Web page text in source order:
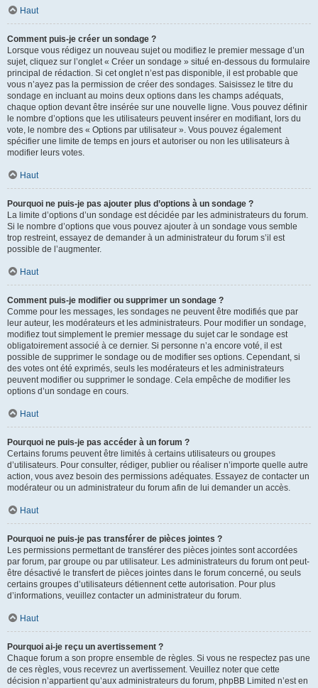
Haut
Comment puis-je créer un sondage ?
Lorsque vous rédigez un nouveau sujet ou modifiez le premier message d’un
sujet, cliquez sur l’onglet « Créer un sondage » situé en-dessous du formulaire
principal de rédaction. Si cet onglet n’est pas disponible, il est probable que
vous n’ayez pas la permission de créer des sondages. Saisissez le titre du
sondage en incluant au moins deux options dans les champs adéquats,
chaque option devant être insérée sur une nouvelle ligne. Vous pouvez définir
le nombre d’options que les utilisateurs peuvent insérer en modifiant, lors du
vote, le nombre des « Options par utilisateur ». Vous pouvez également
spécifier une limite de temps en jours et autoriser ou non les utilisateurs à
modifier leurs votes.
Haut
Pourquoi ne puis-je pas ajouter plus d’options à un sondage ?
La limite d’options d’un sondage est décidée par les administrateurs du forum.
Si le nombre d’options que vous pouvez ajouter à un sondage vous semble
trop restreint, essayez de demander à un administrateur du forum s’il est
possible de l’augmenter.
Haut
Comment puis-je modifier ou supprimer un sondage ?
Comme pour les messages, les sondages ne peuvent être modifiés que par
leur auteur, les modérateurs et les administrateurs. Pour modifier un sondage,
modifiez tout simplement le premier message du sujet car le sondage est
obligatoirement associé à ce dernier. Si personne n’a encore voté, il est
possible de supprimer le sondage ou de modifier ses options. Cependant, si
des votes ont été exprimés, seuls les modérateurs et les administrateurs
peuvent modifier ou supprimer le sondage. Cela empêche de modifier les
options d’un sondage en cours.
Haut
Pourquoi ne puis-je pas accéder à un forum ?
Certains forums peuvent être limités à certains utilisateurs ou groupes
d’utilisateurs. Pour consulter, rédiger, publier ou réaliser n’importe quelle autre
action, vous avez besoin des permissions adéquates. Essayez de contacter un
modérateur ou un administrateur du forum afin de lui demander un accès.
Haut
Pourquoi ne puis-je pas transférer de pièces jointes ?
Les permissions permettant de transférer des pièces jointes sont accordées
par forum, par groupe ou par utilisateur. Les administrateurs du forum ont peut-
être désactivé le transfert de pièces jointes dans le forum concerné, ou seuls
certains groupes d’utilisateurs détiennent cette autorisation. Pour plus
d’informations, veuillez contacter un administrateur du forum.
Haut
Pourquoi ai-je reçu un avertissement ?
Chaque forum a son propre ensemble de règles. Si vous ne respectez pas une
de ces règles, vous recevrez un avertissement. Veuillez noter que cette
décision n’appartient qu’aux administrateurs du forum, phpBB Limited n’est en